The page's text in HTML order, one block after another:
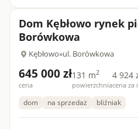
Dom Kębłowo rynek
Borówkowa
Kębłowo»ul. Borówkowa
645 000 zł
cena
131 m2
powierzchnia
4 924
cena za
dom na sprzedaż bliźniak